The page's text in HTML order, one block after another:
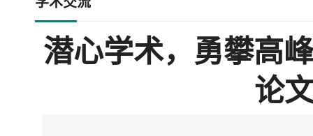
潜心学术，勇攀高
论